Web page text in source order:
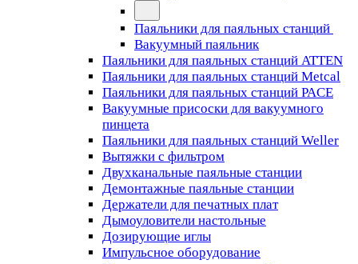
Паяльники для паяльных станций
Вакуумный паяльник
Паяльники для паяльных станций ATTEN
Паяльники для паяльных станций Metcal
Паяльники для паяльных станций PACE
Вакуумные присоски для вакуумного
пинцета
Паяльники для паяльных станций Weller
Вытяжки с фильтром
Двухканальные паяльные станции
Демонтажные паяльные станции
Держатели для печатных плат
Дымоуловители настольные
Дозирующие иглы
Импульсное оборудование